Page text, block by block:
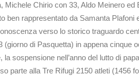
Michele Chirio con 33, Aldo Meinero ed
ben rappresentato da Samanta
verso lo storico traguardo
(giorno di Pasquetta) in appena
sospensione nell’anno del lutto di
parte alla Tre Rifugi 2150 atleti (1456